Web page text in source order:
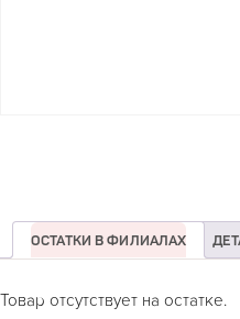
ОСТАТКИ В ФИЛИАЛАХ
Товар отсутствует на остатке.